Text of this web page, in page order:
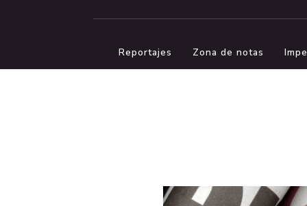
Reportajes Zona de notas